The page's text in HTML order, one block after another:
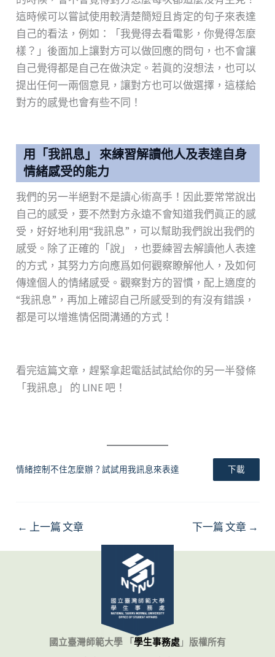
這時候可以嘗試使用較清楚簡短且肯定的句子來表達
自己的看法，例如：「我覺得去看電影，你覺得怎麼
樣？」後面加上讓對方可以做回應的問句，也不會讓
自己覺得都是自己在做決定。若眞的沒想法，也可以
提出任何一兩個意見，讓對方也可以做選擇，這樣給
對方的感覺也會有些不同！
用「我訊息」 來練習解讀他人及表達自身
情緒感受的能力
我們的另一半絕對不是讀心術高手！因此要常常說出
自己的感受，要不然對方永遠不會知道我們眞正的感
受，好好地利用“我訊息”，可以幫助我們說出我們的
感受。除了正確的「說」，也要練習去解讀他人表達
的方式，其努力方向應爲如何觀察瞭解他人，及如何
傳達個人的情緒感受。觀察對方的習慣，配上適度的
“我訊息”，再加上確認自己所感受到的有沒有錯誤，
都是可以增進情侶間溝通的方式！
看完這篇文章，趕緊拿起電話試試給你的另一半發條
「我訊息」 的 LINE 吧！
情緒控制不住怎麼辦？試試用我訊息來表達 下載
← 上一篇 文章 下一篇 文章 →
國立臺灣師範大學 「學生事務處 」 版權所有